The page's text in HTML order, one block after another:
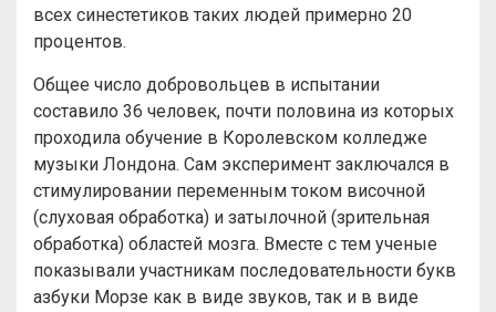
всех синестетиков таких людей примерно 20
процентов.
Общее число добровольцев в испытании
составило 36 человек, почти половина из которых
проходила обучение в Королевском колледже
музыки Лондона. Сам эксперимент заключался в
стимулировании переменным током височной
(слуховая обработка) и затылочной (зрительная
обработка) областей мозга. Вместе с тем ученые
показывали участникам последовательности букв
азбуки Морзе как в виде звуков, так и в виде